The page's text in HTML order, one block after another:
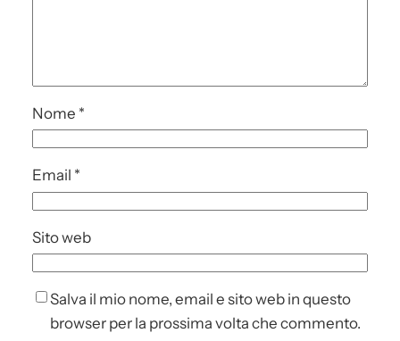
Nome *
Email *
Sito web
Salva il mio nome, email e sito web in questo
browser per la prossima volta che commento.